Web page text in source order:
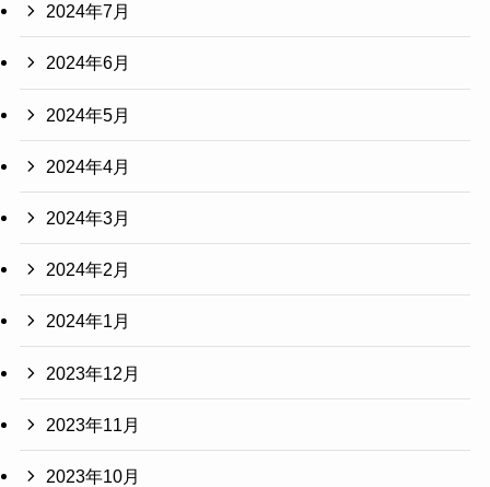
2024年7月
2024年6月
2024年5月
2024年4月
2024年3月
2024年2月
2024年1月
2023年12月
2023年11月
2023年10月